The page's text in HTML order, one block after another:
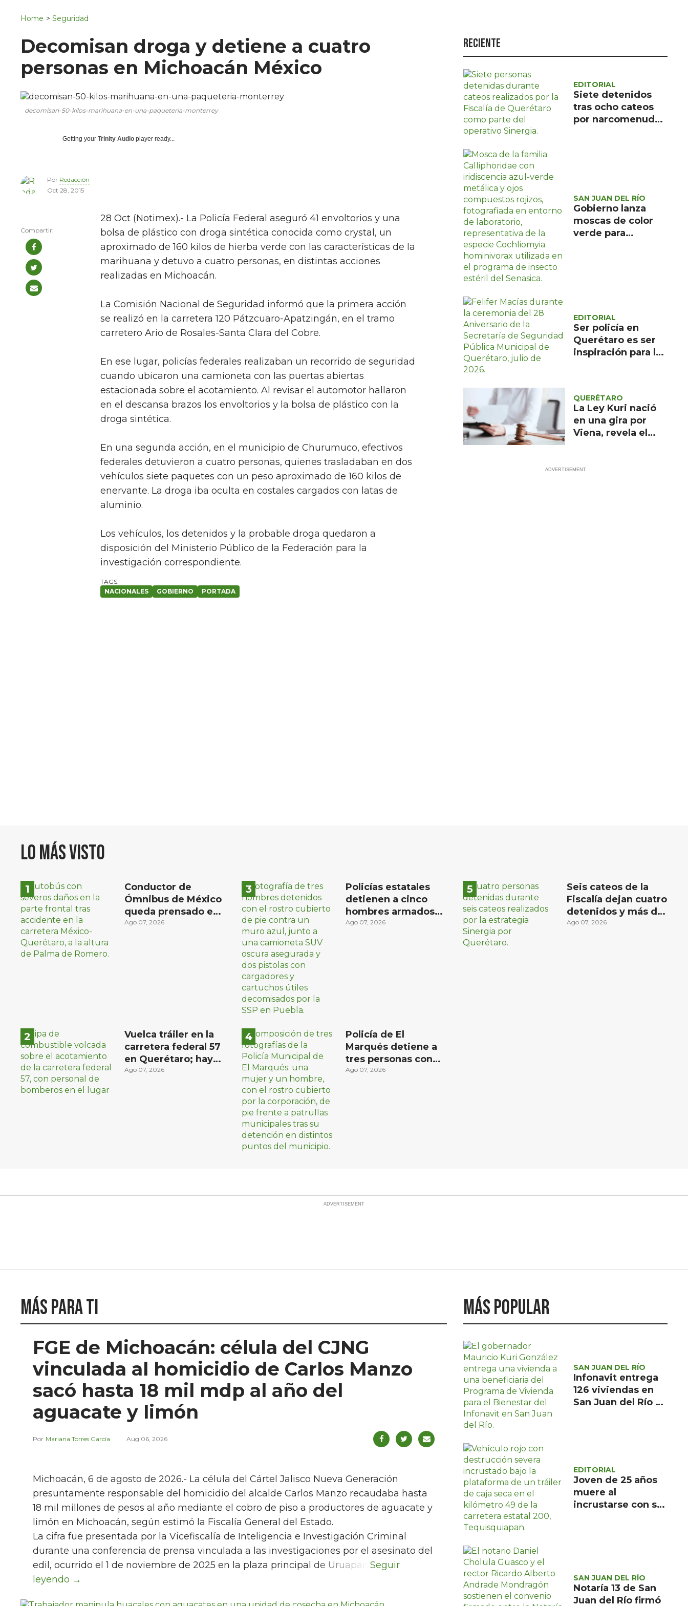
Política
Turismo
Asuntos Sociales
Opinión
Home > Seguridad
Decomisan droga y detiene a cuatro
personas en Michoacán México
decomisan-50-kilos-marihuana-en-una-paqueteria-monterrey
Getting your Trinity Audio player ready...
Por Redacción
Oct 28, 2015
28 Oct (Notimex).- La Policía Federal aseguró 41 envoltorios y una
bolsa de plástico con droga sintética conocida como crystal, un
aproximado de 160 kilos de hierba verde con las características de la
marihuana y detuvo a cuatro personas, en distintas acciones
realizadas en Michoacán.
La Comisión Nacional de Seguridad informó que la primera acción
se realizó en la carretera 120 Pátzcuaro-Apatzingán, en el tramo
carretero Ario de Rosales-Santa Clara del Cobre.
En ese lugar, policías federales realizaban un recorrido de seguridad
cuando ubicaron una camioneta con las puertas abiertas
estacionada sobre el acotamiento. Al revisar el automotor hallaron
en el descansa brazos los envoltorios y la bolsa de plástico con la
droga sintética.
En una segunda acción, en el municipio de Churumuco, efectivos
federales detuvieron a cuatro personas, quienes trasladaban en dos
vehículos siete paquetes con un peso aproximado de 160 kilos de
enervante. La droga iba oculta en costales cargados con latas de
aluminio.
Los vehículos, los detenidos y la probable droga quedaron a
disposición del Ministerio Público de la Federación para la
investigación correspondiente.
NACIONALES GOBIERNO PORTADA
Reciente
EDITORIAL
Siete detenidos
tras ocho cateos
por narcomenudeo
SAN JUAN DEL RÍO
Gobierno lanza
moscas de color
verde para
EDITORIAL
Ser policía en
Querétaro es ser
inspiración para las
la SSPMQ
QUERÉTARO
La Ley Kuri nació
en una gira por
Viena, revela el
Lo más visto
Conductor de
Ómnibus de México
queda prensado en
choque con
Ago 07, 2026
Vuelca tráiler en la
carretera federal 57
en Querétaro; hay
derrame de
Ago 07, 2026
Policías estatales
detienen a cinco
hombres armados
en Puebla capital
Ago 07, 2026
Policía de El
Marqués detiene a
tres personas con
distintos narcóticos
Ago 07, 2026
Seis cateos de la
Fiscalía dejan cuatro
detenidos y más de
mil dosis
Ago 07, 2026
Más para ti
FGE de Michoacán: célula del CJNG
vinculada al homicidio de Carlos Manzo
sacó hasta 18 mil mdp al año del
aguacate y limón
Mariana Torres García Aug 06, 2026
Michoacán, 6 de agosto de 2026.- La célula del Cártel Jalisco Nueva Generación
presuntamente responsable del homicidio del alcalde Carlos Manzo recaudaba hasta
18 mil millones de pesos al año mediante el cobro de piso a productores de aguacate y
limón en Michoacán, según estimó la Fiscalía General del Estado.
La cifra fue presentada por la Vicefiscalía de Inteligencia e Investigación Criminal
durante una conferencia de prensa vinculada a las investigaciones por el asesinato del
edil, ocurrido el 1 de noviembre de 2025 en la plaza principal de Uruapan.
Más popular
SAN JUAN DEL RÍO
Infonavit entrega
126 viviendas en
San Juan del Río a
EDITORIAL
Joven de 25 años
muere al
incrustarse con su
SAN JUAN DEL RÍO
Notaría 13 de San
Juan del Río firmó